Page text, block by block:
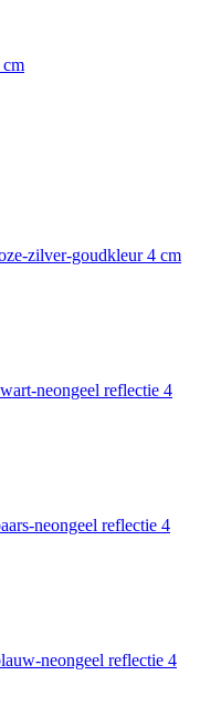
cm
zilver-goudkleur 4 cm
neongeel reflectie 4
neongeel reflectie 4
neongeel reflectie 4